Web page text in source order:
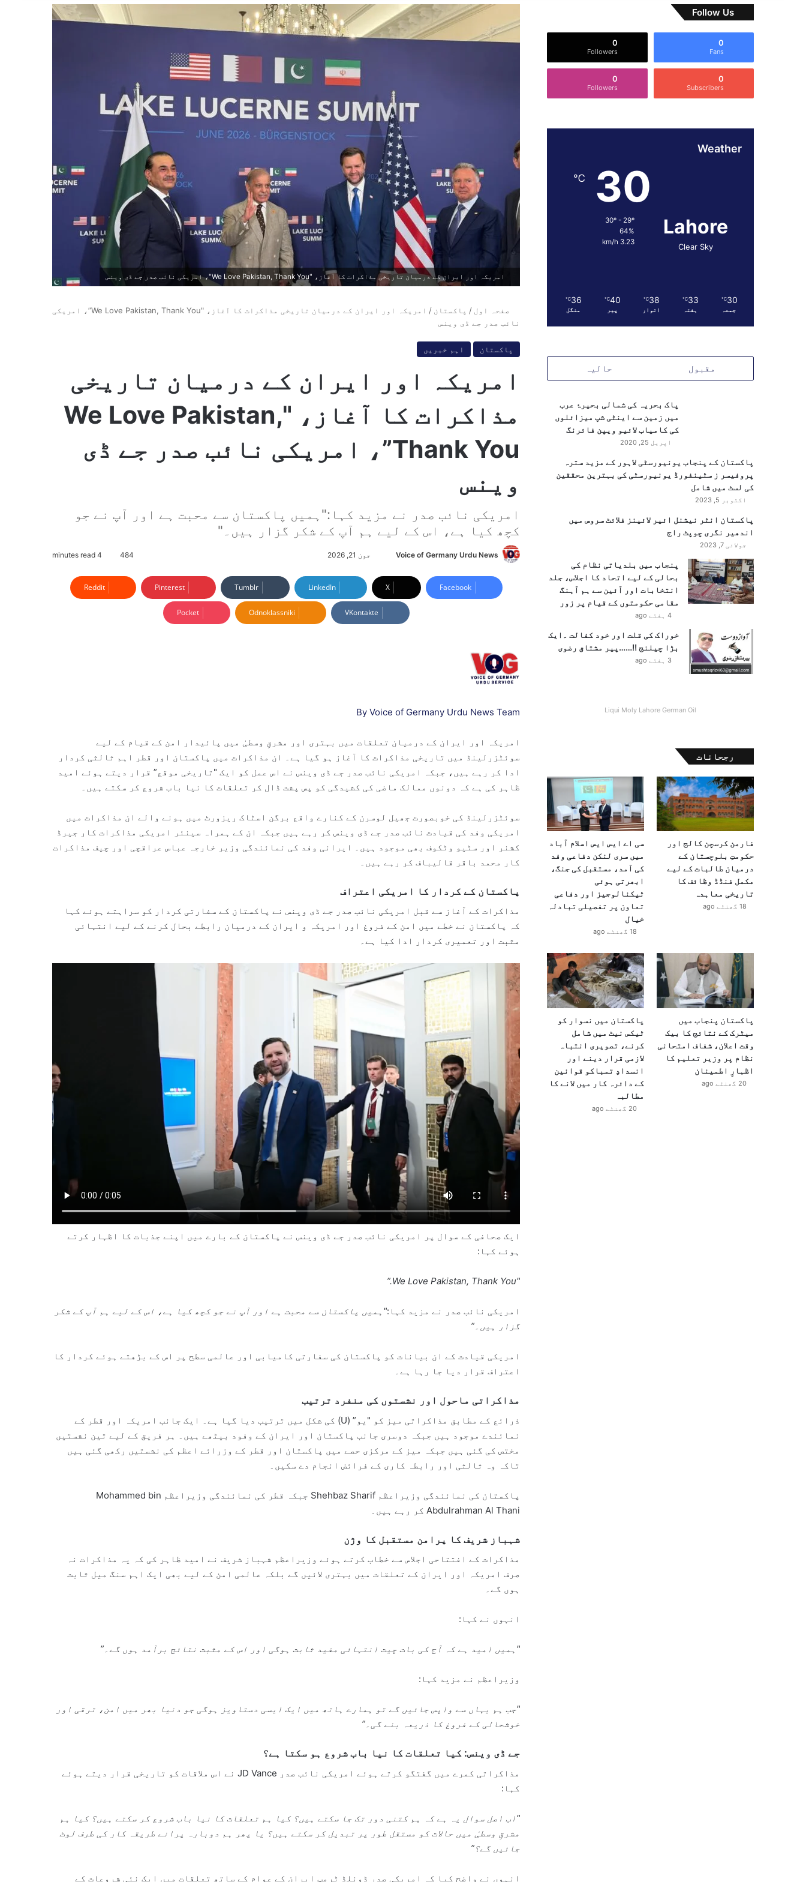
امریکہ اور ایران کے درمیان تاریخی مذاکرات کا آغاز، "We Love Pakistan, Thank You"، امریکی نائب صدر جے ڈی وینس
صفحہ اول / پاکستان /
امریکہ اور ایران کے درمیان تاریخی مذاکرات کا آغاز، "We Love Pakistan, Thank You”، امریکی
نائب صدر جے ڈی وینس
پاکستان اہم خبریں
امریکہ اور ایران کے درمیان تاریخی
مذاکرات کا آغاز، "We Love Pakistan,
Thank You”، امریکی نائب صدر جے ڈی
وینس
امریکی نائب صدر نے مزید کہا:"ہمیں پاکستان سے محبت ہے اور آپ نے جو
کچھ کیا ہے، اس کے لیے ہم آپ کے شکر گزار ہیں۔"
Voice of Germany Urdu News
n
d
n
جون 21, 2026 484
Facebook
X
LinkedIn
Tumblr
Pinterest
Reddit
VKontakte
Odnoklassniki
Pocket
By Voice of Germany Urdu News Team
امریکہ اور ایران کے درمیان تعلقات میں بہتری اور مشرقِ وسطیٰ میں پائیدار امن کے قیام کے لیے
سوئٹزرلینڈ میں تاریخی مذاکرات کا آغاز ہو گیا ہے۔ ان مذاکرات میں پاکستان اور قطر اہم ثالثی کردار
ادا کر رہے ہیں، جبکہ امریکی نائب صدر جے ڈی وینس نے اس عمل کو ایک "تاریخی موقع” قرار دیتے ہوئے امید
ظاہر کی ہے کہ دونوں ممالک ماضی کی کشیدگی کو پس پشت ڈال کر تعلقات کا نیا باب شروع کر سکتے ہیں۔
سوئٹزرلینڈ کی خوبصورت جھیل لوسرن کے کنارے واقع برگن اسٹاک ریزورٹ میں ہونے والے ان مذاکرات میں
امریکی وفد کی قیادت نائب صدر جے ڈی وینس کر رہے ہیں جبکہ ان کے ہمراہ سینئر امریکی مذاکرات کار جیرڈ
کشنر اور سٹیو وٹکوف بھی موجود ہیں۔ ایرانی وفد کی نمائندگی وزیر خارجہ عباس عراقچی اور چیف مذاکرات
کار محمد باقر قالیباف کر رہے ہیں۔
پاکستان کے کردار کا امریکی اعتراف
مذاکرات کے آغاز سے قبل امریکی نائب صدر جے ڈی وینس نے پاکستان کے سفارتی کردار کو سراہتے ہوئے کہا
کہ پاکستان نے خطے میں امن کے فروغ اور امریکہ و ایران کے درمیان رابطے بحال کرنے کے لیے انتہائی
مثبت اور تعمیری کردار ادا کیا ہے۔
ایک صحافی کے سوال پر امریکی نائب صدر جے ڈی وینس نے پاکستان کے بارے میں اپنے جذبات کا اظہار کرتے
ہوئے کہا:
"We Love Pakistan, Thank You.”
امریکی نائب صدر نے مزید کہا:"ہمیں پاکستان سے محبت ہے اور آپ نے جو کچھ کیا ہے، اس کے لیے ہم آپ کے شکر
گزار ہیں۔”
امریکی قیادت کے ان بیانات کو پاکستان کی سفارتی کامیابی اور عالمی سطح پر اس کے بڑھتے ہوئے کردار کا
اعتراف قرار دیا جا رہا ہے۔
مذاکراتی ماحول اور نشستوں کی منفرد ترتیب
ذرائع کے مطابق مذاکراتی میز کو "یو” (U) کی شکل میں ترتیب دیا گیا ہے۔ ایک جانب امریکہ اور قطر کے
نمائندے موجود ہیں جبکہ دوسری جانب پاکستان اور ایران کے وفود بیٹھے ہیں۔ ہر فریق کے لیے تین نشستیں
مختص کی گئی ہیں جبکہ میز کے مرکزی حصے میں پاکستان اور قطر کے وزرائے اعظم کی نشستیں رکھی گئی ہیں
تاکہ وہ ثالثی اور رابطہ کاری کے فرائض انجام دے سکیں۔
پاکستان کی نمائندگی وزیراعظم Shehbaz Sharif جبکہ قطر کی نمائندگی وزیراعظم Mohammed bin
Abdulrahman Al Thani کر رہے ہیں۔
شہباز شریف کا پرامن مستقبل کا وژن
مذاکرات کے افتتاحی اجلاس سے خطاب کرتے ہوئے وزیراعظم شہباز شریف نے امید ظاہر کی کہ یہ مذاکرات نہ
صرف امریکہ اور ایران کے تعلقات میں بہتری لائیں گے بلکہ عالمی امن کے لیے بھی ایک اہم سنگ میل ثابت
ہوں گے۔
انہوں نے کہا:
"ہمیں امید ہے کہ آج کی بات چیت انتہائی مفید ثابت ہوگی اور اس کے مثبت نتائج برآمد ہوں گے۔”
وزیراعظم نے مزید کہا:
"جب ہم یہاں سے واپس جائیں گے تو ہمارے ہاتھ میں ایک ایسی دستاویز ہوگی جو دنیا بھر میں امن، ترقی اور
خوشحالی کے فروغ کا ذریعہ بنے گی۔”
جے ڈی وینس: کیا تعلقات کا نیا باب شروع ہو سکتا ہے؟
مذاکراتی کمرے میں گفتگو کرتے ہوئے امریکی نائب صدر JD Vance نے اس ملاقات کو تاریخی قرار دیتے ہوئے
کہا:
"اب اصل سوال یہ ہے کہ ہم کتنی دور تک جا سکتے ہیں؟ کیا ہم تعلقات کا نیا باب شروع کر سکتے ہیں؟ کیا ہم
مشرقِ وسطیٰ میں حالات کو مستقل طور پر تبدیل کر سکتے ہیں؟ یا پھر ہم دوبارہ پرانے طریقہ کار کی طرف لوٹ
جائیں گے؟”
انہوں نے واضح کیا کہ امریکی صدر ڈونلڈ ٹرمپ ایران کے عوام کے ساتھ تعلقات میں ایک نئی شروعات کے
Follow Us
0
Fans
0
Followers
0
Subscribers
0
Followers
Weather
Lahore
Clear Sky
30
℃
30º - 29º
64%
3.23 km/h
30
℃
جمعہ
33
℃
ہفتہ
38
℃
اتوار
40
℃
پیر
36
℃
منگل
مقبول حالیہ
پاک بحریہ کی شمالی بحیرۂ عرب
میں زمین سے اینٹی شپ میزائلوں
کی کامیاب لائیو ویپن فائرنگ
اپریل 25, 2020
پاکستان کے پنجاب یونیورسٹی لاہور کے مزید سترہ
پروفیسر ز سٹینفورڈ یونیورسٹی کی بہترین محققین
کی لسٹ میں شامل
اکتوبر 5, 2023
پاکستان انٹر نیشنل ائیر لائینز فلائٹ سروس میں
اندھیر نگری چوپٹ راج
جولائی 7, 2023
پنجاب میں بلدیاتی نظام کی
بحالی کے لیے اتحاد کا اجلاس، جلد
انتخابات اور آئین سے ہم آہنگ
مقامی حکومتوں کے قیام پر زور
4 ہفتے ago
خوراک کی قلت اور خود کفالت ۔ایک
بڑا چیلنج !!……پیر مشتاق رضوی
3 ہفتے ago
Liqui Moly Lahore German Oil
رجحانات
فارمن کرسچن کالج اور
حکومتِ بلوچستان کے
درمیان طالبات کے لیے
مکمل فنڈڈ وظائف کا
تاریخی معاہدہ
18 گھنٹے ago
سی اے ایس ایس اسلام آباد
میں سری لنکن دفاعی وفد
کی آمد، مستقبل کی جنگ،
ابھرتی ہوئی
ٹیکنالوجیز اور دفاعی
تعاون پر تفصیلی تبادلہ
خیال
18 گھنٹے ago
پاکستان پنجاب میں
میٹرک کے نتائج کا بیک
وقت اعلان، شفاف امتحانی
نظام پر وزیر تعلیم کا
اظہارِ اطمینان
20 گھنٹے ago
پاکستان میں نسوار کو
ٹیکس نیٹ میں شامل
کرنے، تصویری انتباہ
لازمی قرار دینے اور
انسدادِ تمباکو قوانین
کے دائرہ کار میں لانے کا
مطالبہ
20 گھنٹے ago